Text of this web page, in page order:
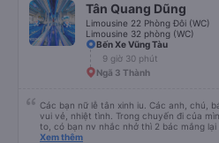
Tân Quang Dũng
Limousine 22 Phòng Đôi (WC)
Limousine 32 phòng (WC)
Bến Xe Vũng Tàu
9 giờ 30 phút
Ngã 3 Thành
Các bạn nữ lễ tân xinh iu. Các anh, chú,
vui vẻ, nhiệt tình. Trong chuyến đi của mình có 2 gia đình bác lớn tuổi nc khá
to, có bạn nv nhắc nhở thì 2 bác mắng lại
xấu thì mình ngược lại nha. Bạn ấy nhắc
Xem thêm